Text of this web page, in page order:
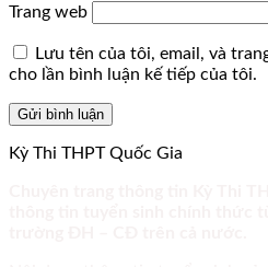
Trang web
Lưu tên của tôi, email, và
cho lần bình luận kế tiếp của tôi.
Kỳ Thi THPT Quốc Gia